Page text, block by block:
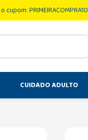
cupom: PRIMEIRACOMPRA10
CUIDADO ADULTO